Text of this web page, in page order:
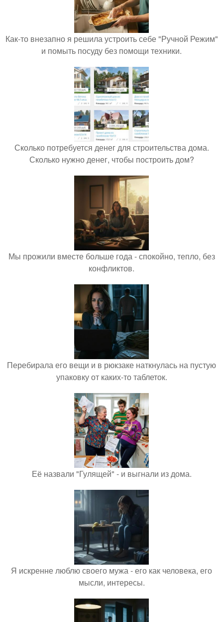
Как-то внезапно я решила устроить себе "Ручной Режим"
и помыть посуду без помощи техники.
Сколько потребуется денег для строительства дома.
Сколько нужно денег, чтобы построить дом?
Мы прожили вместе больше года - спокойно, тепло, без
конфликтов.
Перебирала его вещи и в рюкзаке наткнулась на пустую
упаковку от каких-то таблеток.
Её назвали "Гулящей" - и выгнали из дома.
Я искренне люблю своего мужа - его как человека, его
мысли, интересы.